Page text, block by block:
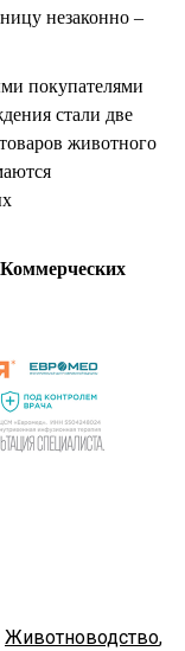
незаконно –
покупателями
стали две
животного
Животноводство,